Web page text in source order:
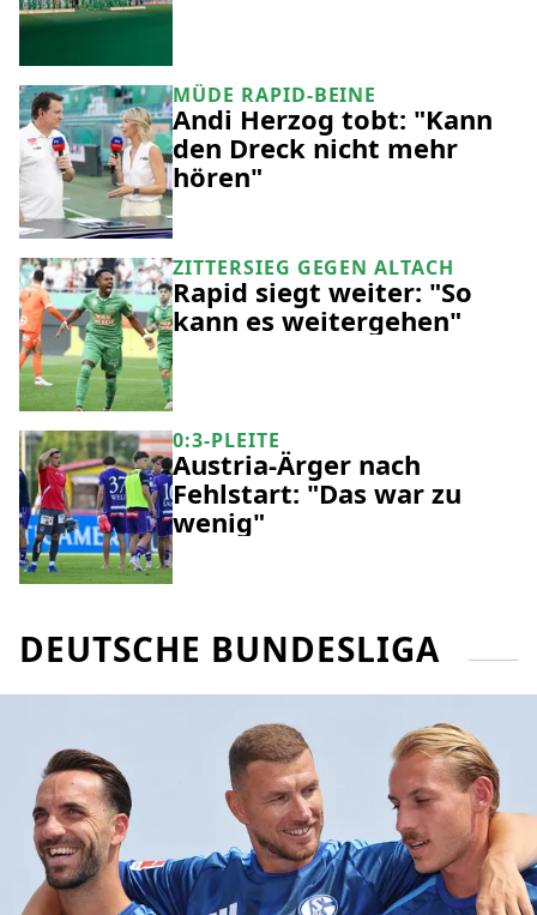
MÜDE RAPID-BEINE
Andi Herzog tobt: "Kann
den Dreck nicht mehr
hören"
ZITTERSIEG GEGEN ALTACH
Rapid siegt weiter: "So
kann es weitergehen"
0:3-PLEITE
Austria-Ärger nach
Fehlstart: "Das war zu
wenig"
DEUTSCHE BUNDESLIGA